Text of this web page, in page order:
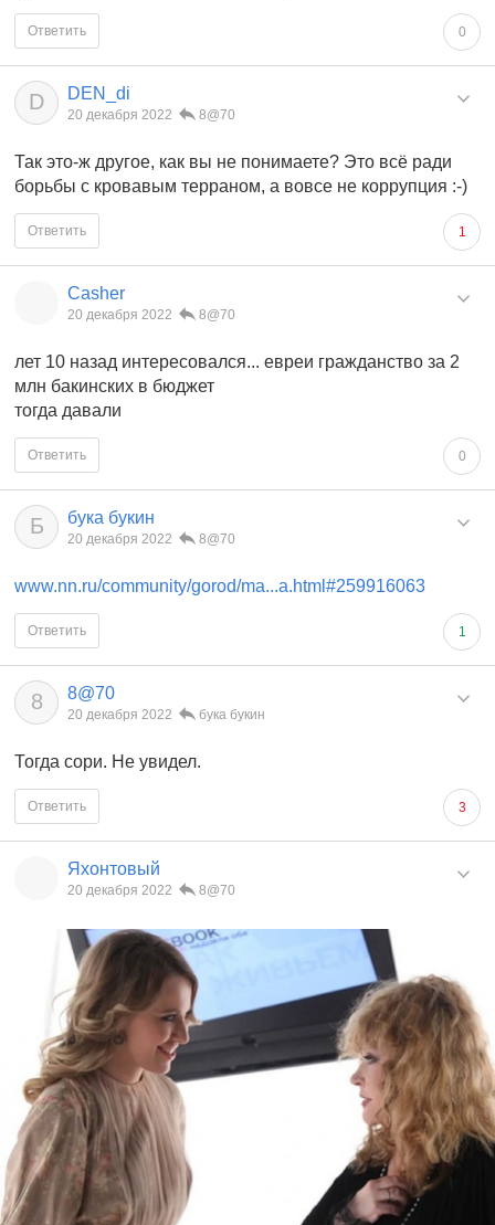
0
Ответить
D DEN_di
20 декабря 2022 8@70
Так это-ж другое, как вы не понимаете? Это всё ради
борьбы с кровавым терраном, а вовсе не коррупция :-)
1
Ответить
Casher
20 декабря 2022 8@70
лет 10 назад интересовался... евреи гражданство за 2
млн бакинских в бюджет
тогда давали
0
Ответить
Б бука букин
20 декабря 2022 8@70
www.nn.ru/community/gorod/ma...a.html#259916063
1
Ответить
8 8@70
20 декабря 2022 бука букин
Тогда сори. Не увидел.
3
Ответить
Яхонтовый
20 декабря 2022 8@70